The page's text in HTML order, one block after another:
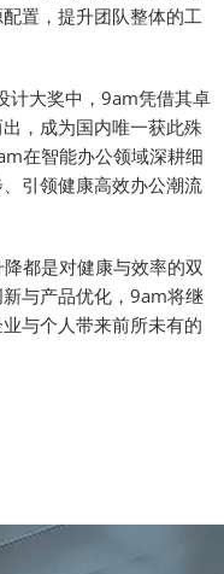
置，提升团队整体的工
计大奖中，9am凭借其卓
，成为国内唯一获此殊
在智能办公领域深耕细
引领健康高效办公潮流
降都是对健康与效率的双
与产品优化，9am将继
与个人带来前所未有的